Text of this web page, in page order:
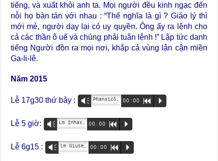
tiếng, và xuất khỏi anh ta. Mọi người đều kinh ngạc đến
nỗi họ bàn tán với nhau : “Thế nghĩa là gì ? Giáo lý thì
mới mẻ, người dạy lại có uy quyền. Ông ấy ra lệnh cho
cả các thần ô uế và chúng phải tuân lệnh !” Lập tức danh
tiếng Người đồn ra mọi nơi, khắp cả vùng lân cận miền
Ga-li-lê.
Năm 2015
Lễ 17g30 thứ bảy : Vm 00:00 R P
Lễ 5 giờ: Vm 00:00 R P
Lễ 6g15 : Vm 00:00 R P